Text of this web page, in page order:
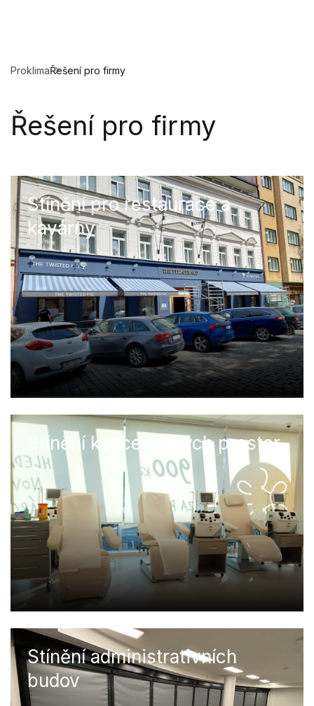
ProklimaŘešení pro firmy
Řešení pro firmy
Stínění pro restaurace a
kavárny
Stínění kancelářských prostor
Stínění administrativních
budov